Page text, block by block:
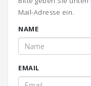
Mail-Adresse ein.
NAME
EMAIL